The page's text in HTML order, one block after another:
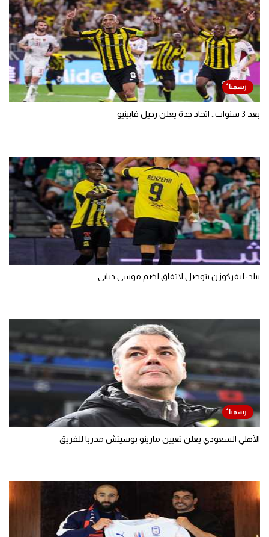
بعد 3 سنوات.. اتحاد جدة يعلن رحيل فابينيو
بيلد: ليفركوزن يتوصل لاتفاق لضم موسى ديابي
الأهلي السعودي يعلن تعيين مارينو بوسيتش مدربا للفريق